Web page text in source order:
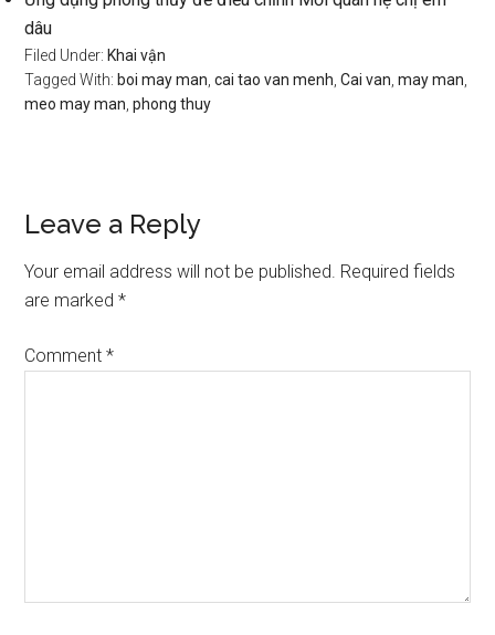
dâu
Filed Under: Khai vận
Tagged With: boi may man ,cai tao van menh ,Cai van ,may man
meo may man ,phong thuy
Reader
Interactions
Leave a Reply
Your email address will not be published. Required fields
are marked*
Comment*